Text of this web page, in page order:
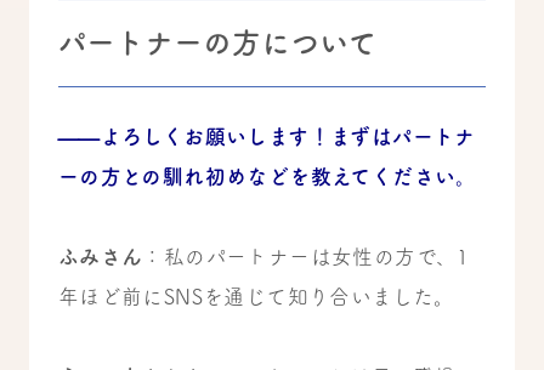
パートナーの方について
——よろしくお願いします！まずはパートナ
ーの方との馴れ初めなどを教えてください。
ふみさん ：私のパートナーは女性の方で、1
年ほど前にSNSを通じて知り合いました。